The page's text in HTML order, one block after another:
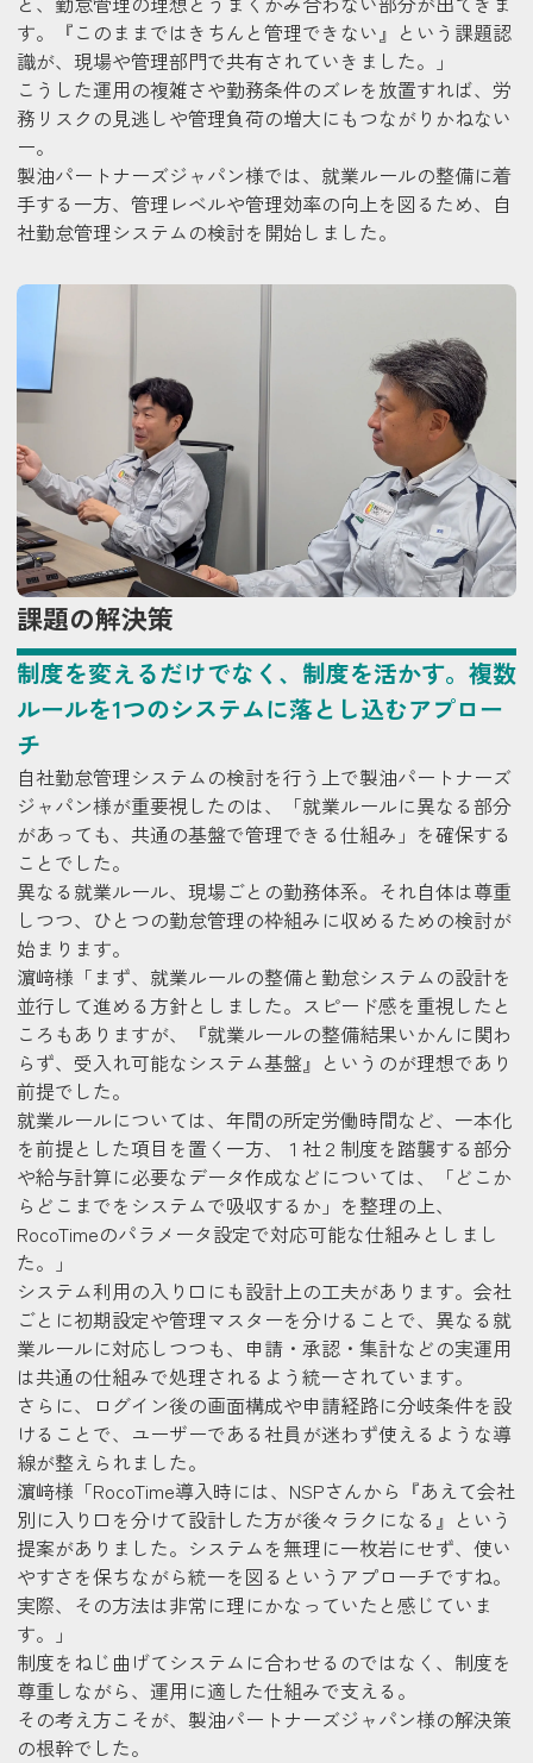
す。『このままではきちんと管理できない』という課題認
識が、現場や管理部門で共有されていきました。」
こうした運用の複雑さや勤務条件のズレを放置すれば、労
務リスクの見逃しや管理負荷の増大にもつながりかねない
ー。
製油パートナーズジャパン様では、就業ルールの整備に着
手する一方、管理レベルや管理効率の向上を図るため、自
社勤怠管理システムの検討を開始しました。
課題の解決策
制度を変えるだけでなく、制度を活かす。複数
ルールを1つのシステムに落とし込むアプロー
チ
自社勤怠管理システムの検討を行う上で製油パートナーズ
ジャパン様が重要視したのは、「就業ルールに異なる部分
があっても、共通の基盤で管理できる仕組み」を確保する
ことでした。
異なる就業ルール、現場ごとの勤務体系。それ自体は尊重
しつつ、ひとつの勤怠管理の枠組みに収めるための検討が
始まります。
濵﨑様 「まず、就業ルールの整備と勤怠システムの設計を
並行して進める方針としました。スピード感を重視したと
ころもありますが、『就業ルールの整備結果いかんに関わ
らず、受入れ可能なシステム基盤』というのが理想であり
前提でした。
就業ルールについては、年間の所定労働時間など、一本化
を前提とした項目を置く一方、１社２制度を踏襲する部分
や給与計算に必要なデータ作成などについては、「どこか
らどこまでをシステムで吸収するか」を整理の上、
RocoTimeのパラメータ設定で対応可能な仕組みとしまし
た。」
システム利用の入り口にも設計上の工夫があります。会社
ごとに初期設定や管理マスターを分けることで、異なる就
業ルールに対応しつつも、申請・承認・集計などの実運用
は共通の仕組みで処理されるよう統一されています。
さらに、ログイン後の画面構成や申請経路に分岐条件を設
けることで、ユーザーである社員が迷わず使えるような導
線が整えられました。
濵﨑様 「RocoTime導入時には、NSPさんから『あえて会社
別に入り口を分けて設計した方が後々ラクになる』という
提案がありました。システムを無理に一枚岩にせず、使い
やすさを保ちながら統一を図るというアプローチですね。
実際、その方法は非常に理にかなっていたと感じていま
す。」
制度をねじ曲げてシステムに合わせるのではなく、制度を
尊重しながら、運用に適した仕組みで支える。
その考え方こそが、製油パートナーズジャパン様の解決策
の根幹でした。